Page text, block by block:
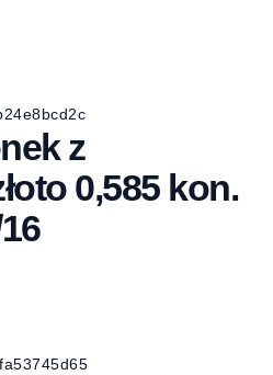
z
0,585 kon.